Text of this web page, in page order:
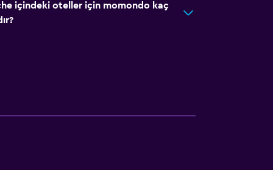
içindeki oteller için momondo kaç